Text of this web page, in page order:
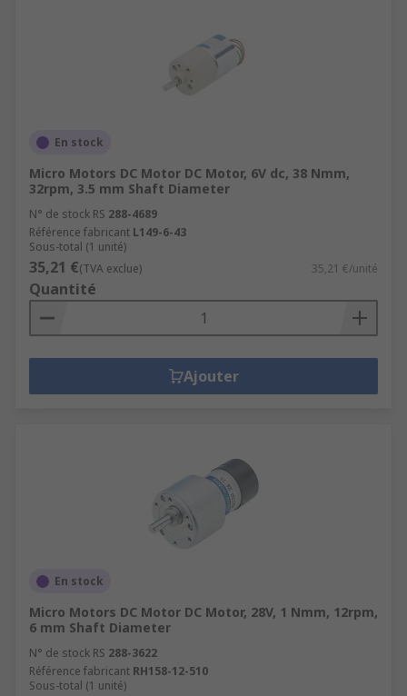
En stock
Micro Motors DC Motor DC Motor, 6V dc, 38 Nmm,
32rpm, 3.5 mm Shaft Diameter
N° de stock RS 288-4689
Référence fabricant L149-6-43
Sous-total (1 unité)
35,21 €(TVA exclue) 35,21 €/unité
Quantité
Ajouter
En stock
Micro Motors DC Motor DC Motor, 28V, 1 Nmm, 12rpm,
6 mm Shaft Diameter
N° de stock RS 288-3622
Référence fabricant RH158-12-510
Sous-total (1 unité)